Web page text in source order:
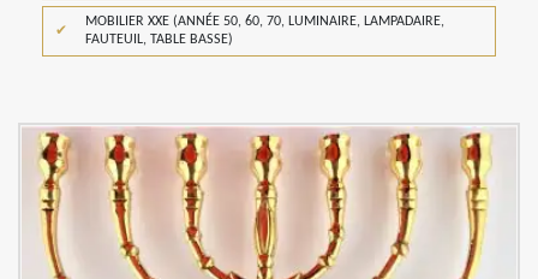
MOBILIER XXE (ANNÉE 50, 60, 70, LUMINAIRE, LAMPADAIRE,
FAUTEUIL, TABLE BASSE)